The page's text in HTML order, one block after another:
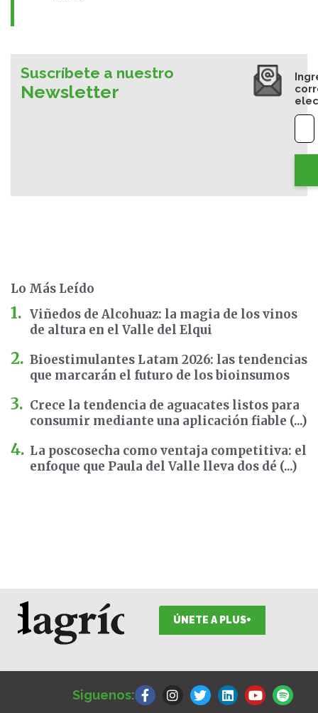
Suscríbete a nuestro
Newsletter
Lo Más Leído
Viñedos de Alcohuaz: la magia de los vinos
de altura en el Valle del Elqui
Bioestimulantes Latam 2026: las tendencias
que marcarán el futuro de los bioinsumos
Crece la tendencia de aguacates listos para
consumir mediante una aplicación fiable (...)
La poscosecha como ventaja competitiva: el
enfoque que Paula del Valle lleva dos dé (...)
ÚNETE A PLUS+
Siguenos:
F
a
c
I
n
s
T
w
i
L
i
n
Y
o
u
S
p
o